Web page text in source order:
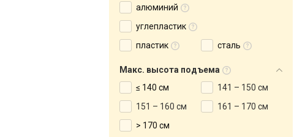
алюминий
углепластик
пластик
сталь
Макс. высота подъема
≤ 140 см
141 – 150 см
151 – 160 см
161 – 170 см
> 170 см